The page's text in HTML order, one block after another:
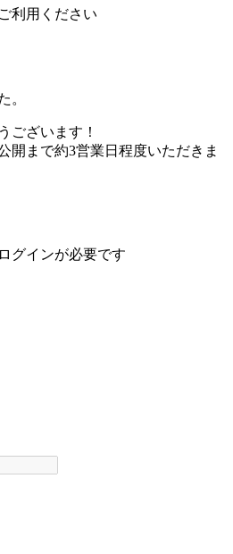
利用ください
。
ございます！
開まで約3営業日程度いただきま
グインが必要です